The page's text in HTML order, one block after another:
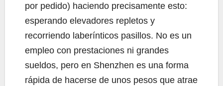
por pedido) haciendo precisamente esto:
esperando elevadores repletos y
recorriendo laberínticos pasillos. No es un
empleo con prestaciones ni grandes
sueldos, pero en Shenzhen es una forma
rápida de hacerse de unos pesos que atrae